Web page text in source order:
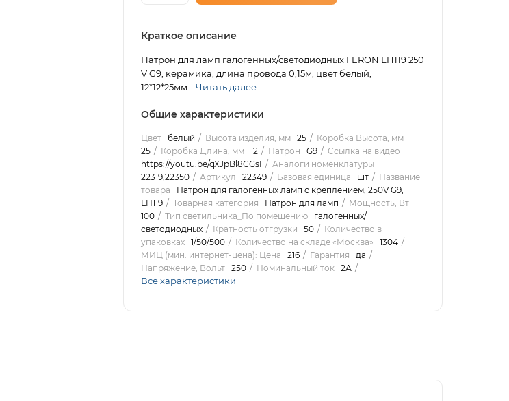
Краткое описание
Патрон для ламп галогенных/светодиодных FERON LH119 250
V G9, керамика, длина провода 0,15м, цвет белый,
12*12*25мм... Читать далее...
Общие характеристики
Цвет белый Высота изделия, мм 25
Коробка Высота, мм
25
Коробка Длина, мм 12 Патрон G9
Ссылка на видео
https://youtu.be/qXJpBl8CGsI
Аналоги номенклатуры
22319,22350
Артикул 22349 Базовая единица шт
Название
товара
Патрон для галогенных ламп с креплением, 250V G9,
LH119
Товарная категория Патрон для ламп
Мощность, Вт
100
Тип светильника_По помещению
галогенных/
светодиодных
Кратность отгрузки 50
Количество в
упаковках
1/50/500 Количество на складе «Москва»
1304
МИЦ (мин. интернет-цена): Цена
216 Гарантия
да
Напряжение, Вольт
250 Номинальный ток 2А
Все характеристики